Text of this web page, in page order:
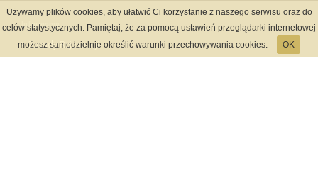
Informacje
Zasady Rejestracji
Używamy plików cookies, aby ułatwić Ci korzystanie z naszego serwisu oraz do
celów statystycznych. Pamiętaj, że za pomocą ustawień przeglądarki internetowej
możesz samodzielnie określić warunki przechowywania cookies.
OK